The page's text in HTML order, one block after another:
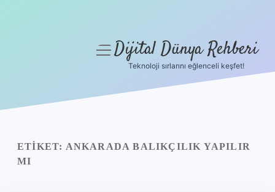
Yasal Uyarı
menüyüDijital Dünya Rehberi
Teknoloji sırlarını eğlenceli keşfet!
ETIKET: ANKARADA BALIKÇILIK YAPILIR
MI